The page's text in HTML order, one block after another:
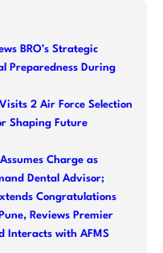
BRO’s Strategic
Preparedness During
2 Air Force Selection
Shaping Future
Charge as
Dental Advisor;
Congratulations
Reviews Premier
Interacts with AFMS